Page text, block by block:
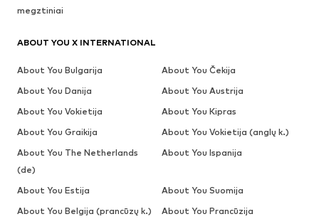
megztiniai
ABOUT YOU X INTERNATIONAL
About You Bulgarija
About You Čekija
About You Danija
About You Austrija
About You Vokietija
About You Kipras
About You Graikija
About You Vokietija (anglų k.)
About You The Netherlands
(de)
About You Ispanija
About You Estija
About You Suomija
About You Belgija (prancūzų k.)
About You Prancūzija